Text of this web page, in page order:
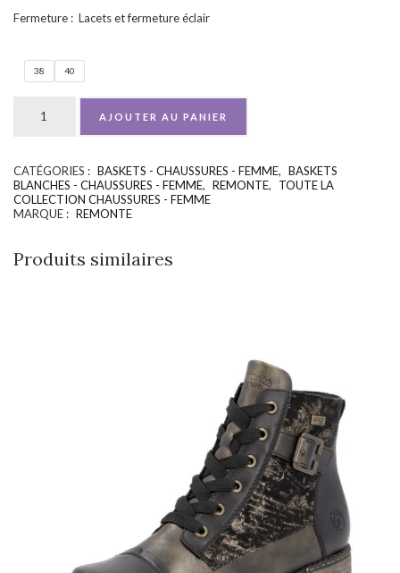
Fermeture : Lacets et fermeture éclair
38 40
AJOUTER AU PANIER
CATÉGORIES : BASKETS - CHAUSSURES - FEMME, BASKETS
BLANCHES - CHAUSSURES - FEMME, REMONTE,
TOUTE LA
COLLECTION CHAUSSURES - FEMME
MARQUE : REMONTE
Produits similaires